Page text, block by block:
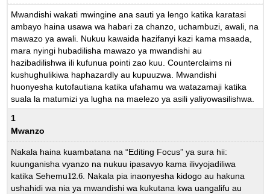
Mwandishi wakati mwingine ana sauti ya lengo katika karatasi
ambayo haina usawa wa habari za chanzo, uchambuzi, awali, na
mawazo ya awali. Nukuu kawaida hazifanyi kazi kama msaada,
mara nyingi hubadilisha mawazo ya mwandishi au
hazibadilishwa ili kufunua pointi zao kuu. Counterclaims ni
kushughulikiwa haphazardly au kupuuzwa. Mwandishi
huonyesha kutofautiana katika ufahamu wa watazamaji katika
suala la matumizi ya lugha na maelezo ya asili yaliyowasilishwa.
1
Mwanzo
Nakala haina kuambatana na “Editing Focus” ya sura hii:
kuunganisha vyanzo na nukuu ipasavyo kama ilivyojadiliwa
katika Sehemu12.6
12.6 . Nakala pia inaonyesha kidogo au hakuna
ushahidi wa nia ya mwandishi wa kukutana kwa uangalifu au